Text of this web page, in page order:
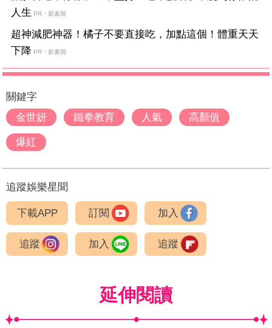
人生 PR・新素簡
超神減肥神器！橘子不要直接吃，加點這個！體重天天
下降 PR・新素簡
關鍵字
金世妍
鐵拳教育 人氣 高顏值
爆紅
追蹤娛樂星聞
下載APP 訂閱 加入
追蹤 加入 追蹤
延伸閱讀